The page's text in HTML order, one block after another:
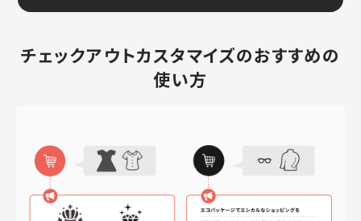
チェックアウトカスタマイズのおすすめの
使い方